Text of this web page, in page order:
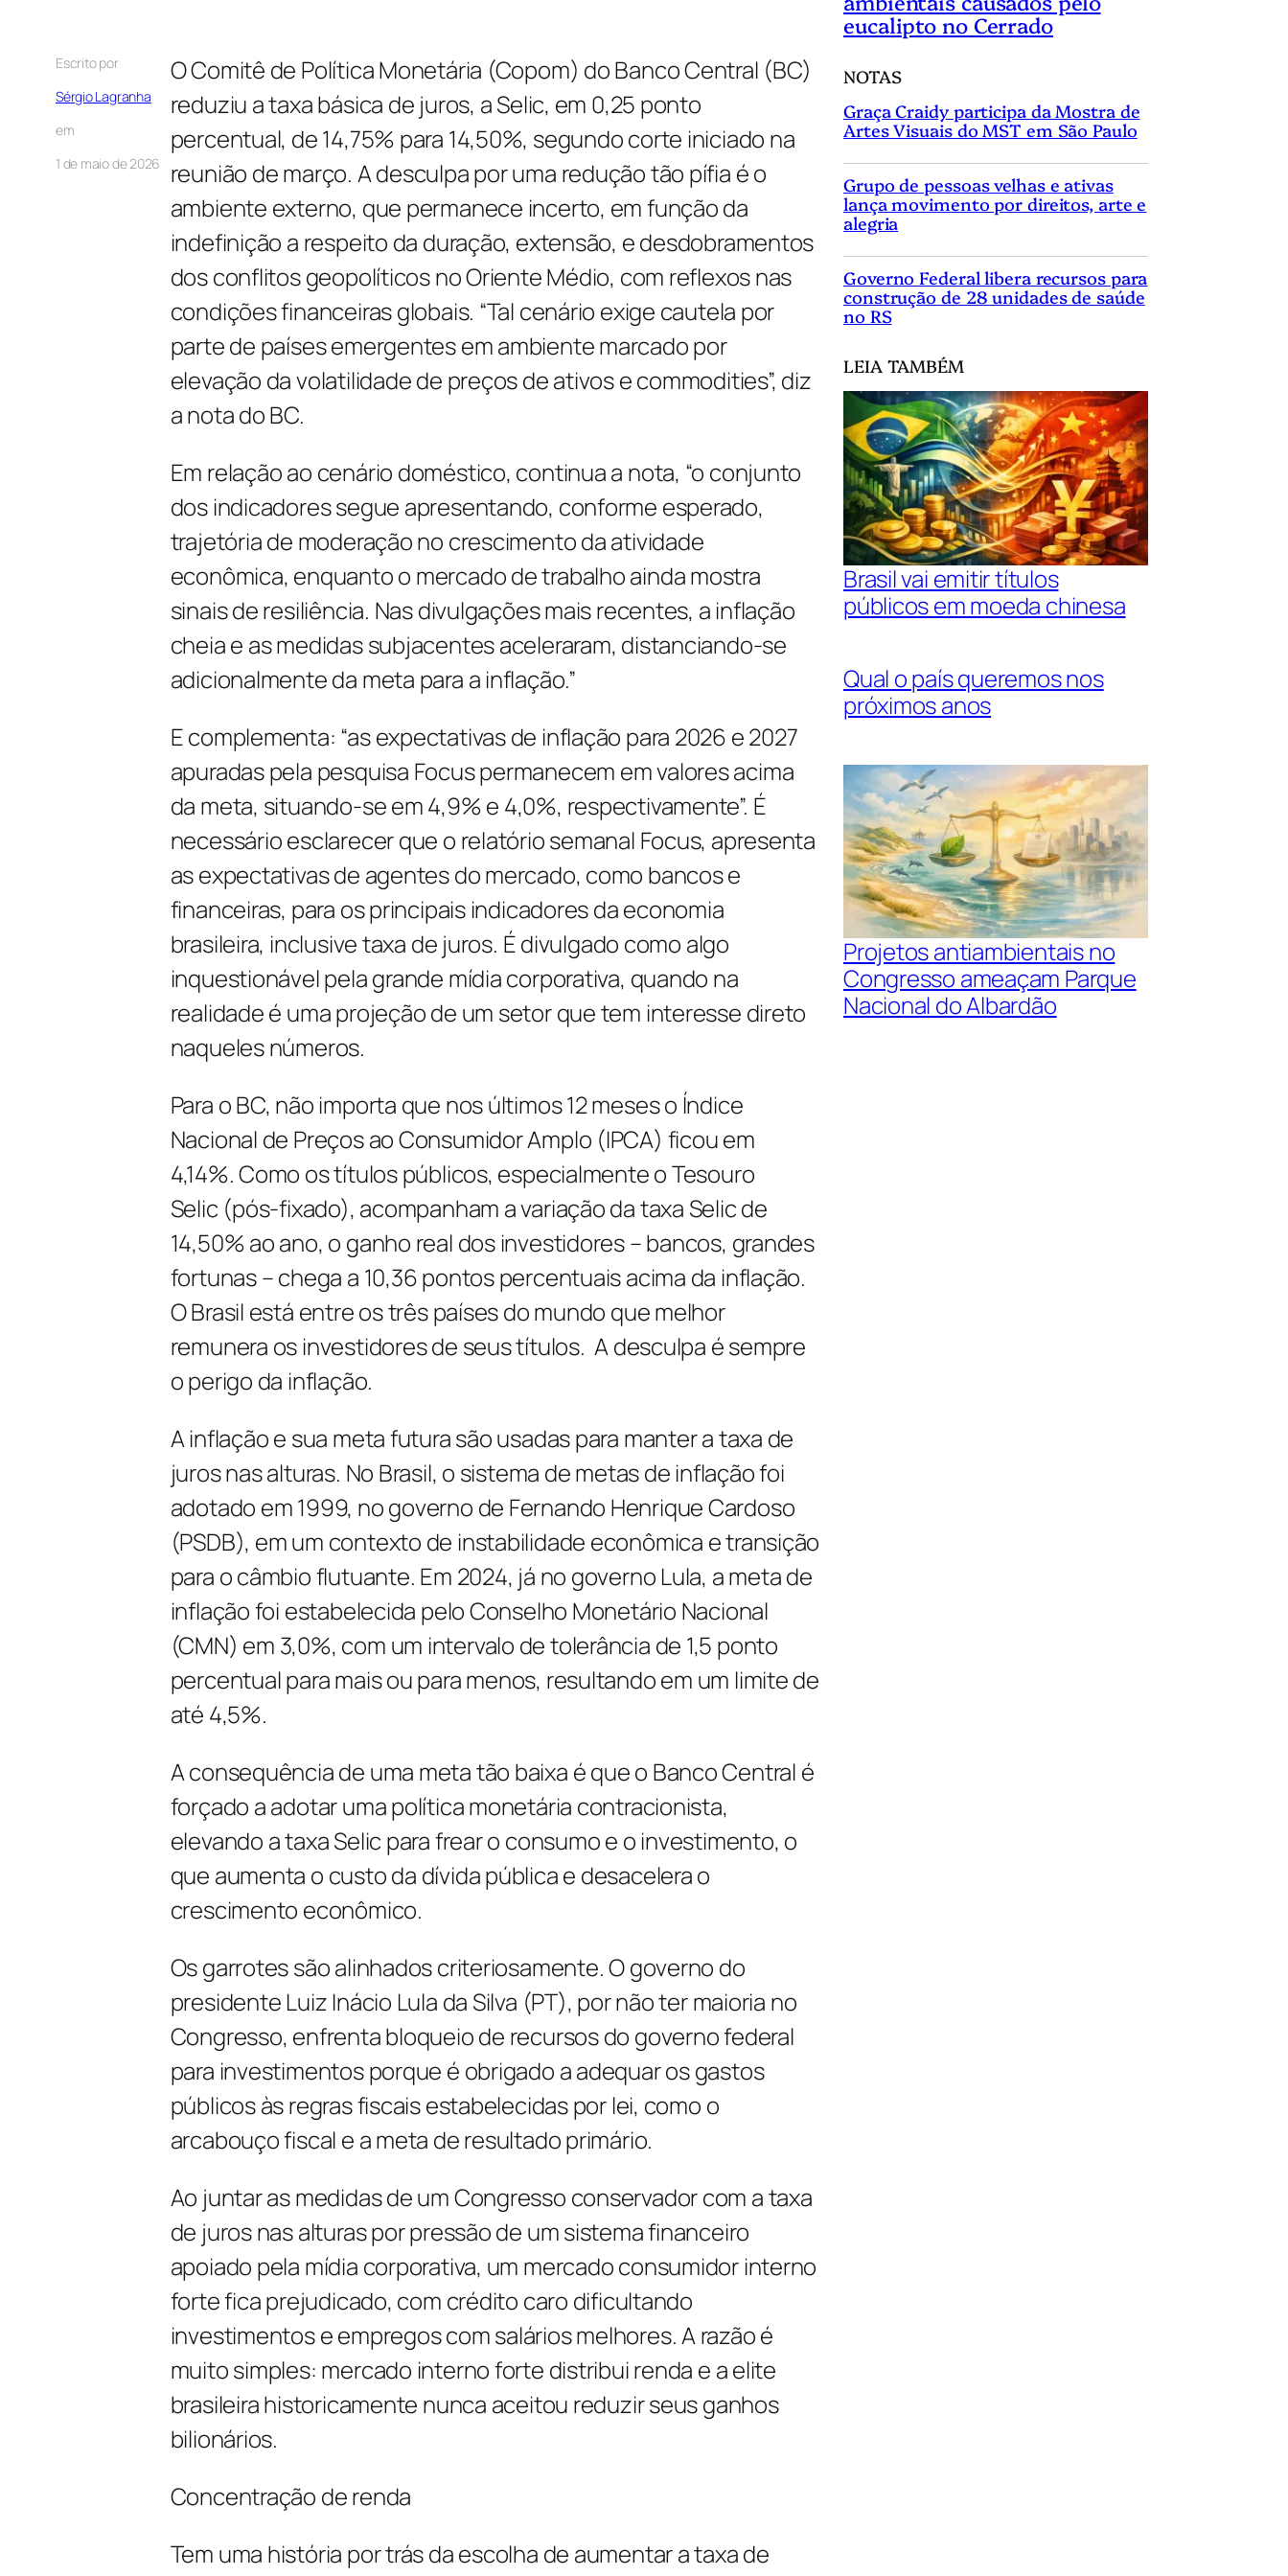
Escrito por
Sérgio Lagranha
em
1 de maio de 2026
O Comitê de Política Monetária (Copom) do Banco Central (BC)
reduziu a taxa básica de juros, a Selic, em 0,25 ponto
percentual, de 14,75% para 14,50%, segundo corte iniciado na
reunião de março. A desculpa por uma redução tão pífia é o
ambiente externo, que permanece incerto, em função da
indefinição a respeito da duração, extensão, e desdobramentos
dos conflitos geopolíticos no Oriente Médio, com reflexos nas
condições financeiras globais. “Tal cenário exige cautela por
parte de países emergentes em ambiente marcado por
elevação da volatilidade de preços de ativos e commodities”, diz
a nota do BC.
Em relação ao cenário doméstico, continua a nota, “o conjunto
dos indicadores segue apresentando, conforme esperado,
trajetória de moderação no crescimento da atividade
econômica, enquanto o mercado de trabalho ainda mostra
sinais de resiliência. Nas divulgações mais recentes, a inflação
cheia e as medidas subjacentes aceleraram, distanciando-se
adicionalmente da meta para a inflação.”
E complementa: “as expectativas de inflação para 2026 e 2027
apuradas pela pesquisa Focus permanecem em valores acima
da meta, situando-se em 4,9% e 4,0%, respectivamente”. É
necessário esclarecer que o relatório semanal Focus, apresenta
as expectativas de agentes do mercado, como bancos e
financeiras, para os principais indicadores da economia
brasileira, inclusive taxa de juros. É divulgado como algo
inquestionável pela grande mídia corporativa, quando na
realidade é uma projeção de um setor que tem interesse direto
naqueles números.
Para o BC, não importa que nos últimos 12 meses o Índice
Nacional de Preços ao Consumidor Amplo (IPCA) ficou em
4,14%. Como os títulos públicos, especialmente o Tesouro
Selic (pós-fixado), acompanham a variação da taxa Selic de
14,50% ao ano, o ganho real dos investidores – bancos, grandes
fortunas – chega a 10,36 pontos percentuais acima da inflação.
O Brasil está entre os três países do mundo que melhor
remunera os investidores de seus títulos. A desculpa é sempre
o perigo da inflação.
A inflação e sua meta futura são usadas para manter a taxa de
juros nas alturas. No Brasil, o sistema de metas de inflação foi
adotado em 1999, no governo de Fernando Henrique Cardoso
(PSDB), em um contexto de instabilidade econômica e transição
para o câmbio flutuante. Em 2024, já no governo Lula, a meta de
inflação foi estabelecida pelo Conselho Monetário Nacional
(CMN) em 3,0%, com um intervalo de tolerância de 1,5 ponto
percentual para mais ou para menos, resultando em um limite de
até 4,5%.
A consequência de uma meta tão baixa é que o Banco Central é
forçado a adotar uma política monetária contracionista,
elevando a taxa Selic para frear o consumo e o investimento, o
que aumenta o custo da dívida pública e desacelera o
crescimento econômico.
Os garrotes são alinhados criteriosamente. O governo do
presidente Luiz Inácio Lula da Silva (PT), por não ter maioria no
Congresso, enfrenta bloqueio de recursos do governo federal
para investimentos porque é obrigado a adequar os gastos
públicos às regras fiscais estabelecidas por lei, como o
arcabouço fiscal e a meta de resultado primário.
Ao juntar as medidas de um Congresso conservador com a taxa
de juros nas alturas por pressão de um sistema financeiro
apoiado pela mídia corporativa, um mercado consumidor interno
forte fica prejudicado, com crédito caro dificultando
investimentos e empregos com salários melhores. A razão é
muito simples: mercado interno forte distribui renda e a elite
brasileira historicamente nunca aceitou reduzir seus ganhos
bilionários.
Concentração de renda
Tem uma história por trás da escolha de aumentar a taxa de
eucalipto no Cerrado
NOTAS
Graça Craidy participa da Mostra de
Artes Visuais do MST em São Paulo
Grupo de pessoas velhas e ativas
lança movimento por direitos, arte e
alegria
Governo Federal libera recursos para
construção de 28 unidades de saúde
no RS
LEIA TAMBÉM
Brasil vai emitir títulos
públicos em moeda chinesa
Qual o país queremos nos
próximos anos
Projetos antiambientais no
Congresso ameaçam Parque
Nacional do Albardão